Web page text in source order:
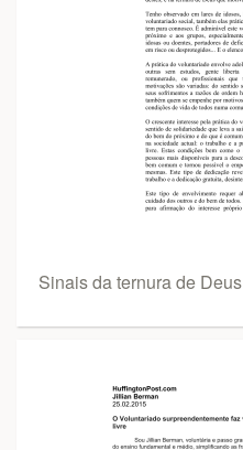
Sinais da ternura de Deus